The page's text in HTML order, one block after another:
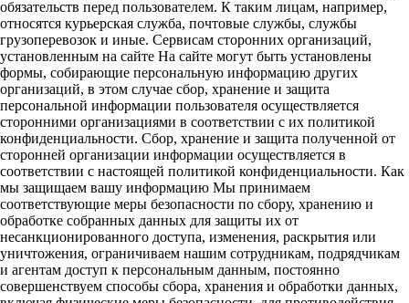
обязательств перед пользователем. К таким лицам, например,
относятся курьерская служба, почтовые службы, службы
грузоперевозок и иные. Сервисам сторонних организаций,
установленным на сайте На сайте могут быть установлены
формы, собирающие персональную информацию других
организаций, в этом случае сбор, хранение и защита
персональной информации пользователя осуществляется
сторонними организациями в соответствии с их политикой
конфиденциальности. Сбор, хранение и защита полученной от
сторонней организации информации осуществляется в
соответствии с настоящей политикой конфиденциальности. Как
мы защищаем вашу информацию Мы принимаем
соответствующие меры безопасности по сбору, хранению и
обработке собранных данных для защиты их от
несанкционированного доступа, изменения, раскрытия или
уничтожения, ограничиваем нашим сотрудникам, подрядчикам
и агентам доступ к персональным данным, постоянно
совершенствуем способы сбора, хранения и обработки данных,